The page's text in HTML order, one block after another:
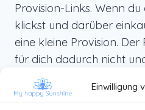
Einwilligung
Provision-Links. Wenn
klickst und darüber
eine kleine Provision.
für dich dadurch nicht
Produkte, die ich selbst
von ganzem Herzen